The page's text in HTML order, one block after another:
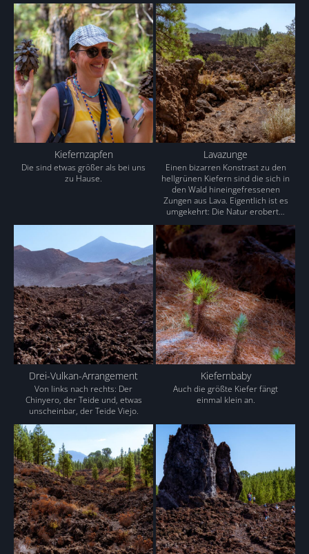
Kiefernzapfen
Die sind etwas größer als bei uns
zu Hause.
Lavazunge
Einen bizarren Konstrast zu den
hellgrünen Kiefern sind die sich in
den Wald hineingefressenen
Zungen aus Lava. Eigentlich ist es
umgekehrt: Die Natur erobert…
Drei-Vulkan-Arrangement
Von links nach rechts: Der
Chinyero, der Teide und, etwas
unscheinbar, der Teide Viejo.
Kiefernbaby
Auch die größte Kiefer fängt
einmal klein an.